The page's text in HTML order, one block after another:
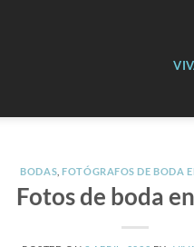
BODAS ,FOTÓGRAFOS DE BODA
Fotos de boda